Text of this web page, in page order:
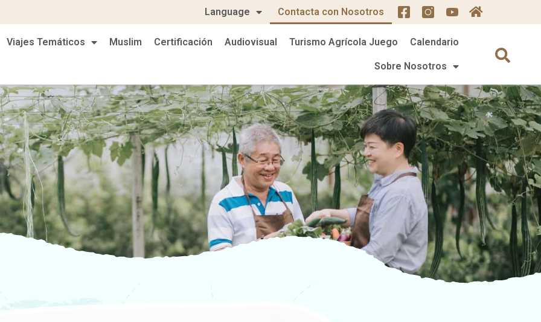
Language Contacta con Nosotros
Viajes Temáticos Muslim Certificación Audiovisual Turismo Agrícola Juego Calendario
Sobre Nosotros